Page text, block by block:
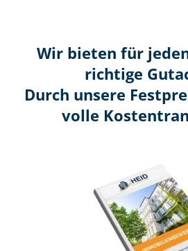
Wir bieten für
richtige
Durch unsere
volle